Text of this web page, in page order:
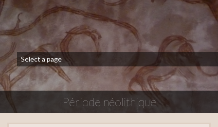
Période néolithique